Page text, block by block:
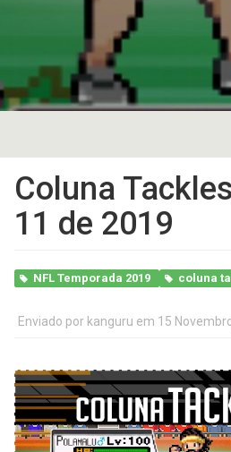
Coluna
11 de 2019
NFL Temporada 2019 coluna
Enviado por kanguru em 15